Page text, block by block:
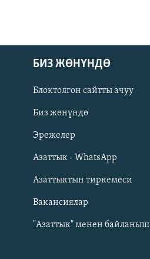
Русский
ОНЛАЙН ШЕРИНЕ
БИЗ ЖӨНҮНДӨ
Блоктолгон сайтты ачуу
Биз жөнүндө
Эрежелер
Азаттык - WhatsApp
Азаттыктын тиркемеси
Вакансиялар
"Азаттык" менен байланыш